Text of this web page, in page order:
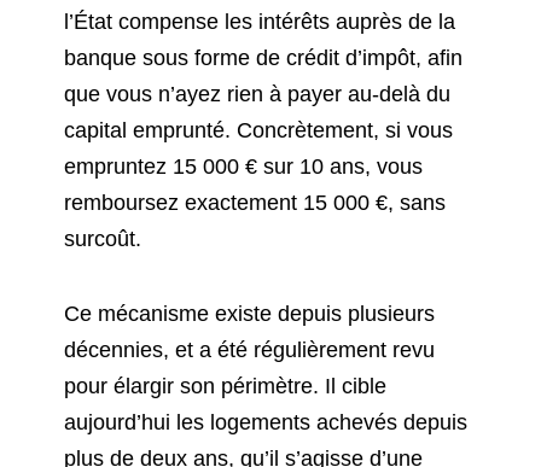
l’État compense les intérêts auprès de la
banque sous forme de crédit d’impôt, afin
que vous n’ayez rien à payer au-delà du
capital emprunté. Concrètement, si vous
empruntez 15 000 € sur 10 ans, vous
remboursez exactement 15 000 €, sans
surcoût.
Ce mécanisme existe depuis plusieurs
décennies, et a été régulièrement revu
pour élargir son périmètre. Il cible
aujourd’hui les logements achevés depuis
plus de deux ans, qu’il s’agisse d’une